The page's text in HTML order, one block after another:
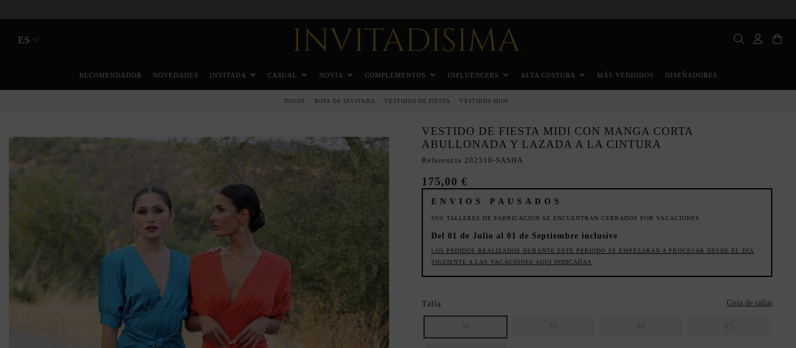
ES
RECOMENDADOR NOVEDADES INVITADA CASUAL NOVIA COMPLEMENTOS INFLUENCERS ALTA COSTURA MÁS VENDIDOS DISEÑADORES
INICIO ROPA DE INVITADA VESTIDOS DE FIESTA VESTIDOS MIDI
VESTIDO DE FIESTA MIDI CON MANGA CORTA
ABULLONADA Y LAZADA A LA CINTURA
Referencia 202310-SASHA
175,00 €
ENVIOS PAUSADOS
SUS TALLERES DE FABRICACION SE ENCUENTRAN CERRADOS POR VACACIONES
Del 01 de Julio al 01 de Septiembre inclusive
LOS PEDIDOS REALIZADOS DURANTE ESTE PERIODO SE EMPEZARÁN A PROCESAR DESDE EL DIA
SIGUIENTE A LAS VACACIONES AQUI INDICADAS
Talla Guía de tallas